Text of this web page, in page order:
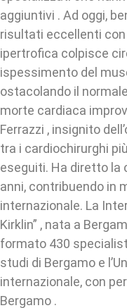
aggiuntivi . Ad oggi,
risultati eccellenti
ipertrofica colpisce
ispessimento del
ostacolando il
morte cardiaca
Ferrazzi , insignito
tra i cardiochirurghi
eseguiti. Ha diretto la
anni, contribuendo in
internazionale. La
Kirklin” , nata a
formato 430
studi di Bergamo e
internazionale, con
Bergamo .